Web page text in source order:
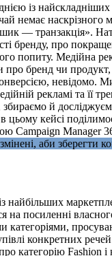
із найскладніших
немає наскрізного
— транзакція».
бренду, про
попиту. Медійна
про бренд чи
невідомо.
рекламі та її
збираємо й
цьому кейсі
Campaign Manager
аби зберегти
на посиленні
категоріями,
конкретних
категорію Fashion і